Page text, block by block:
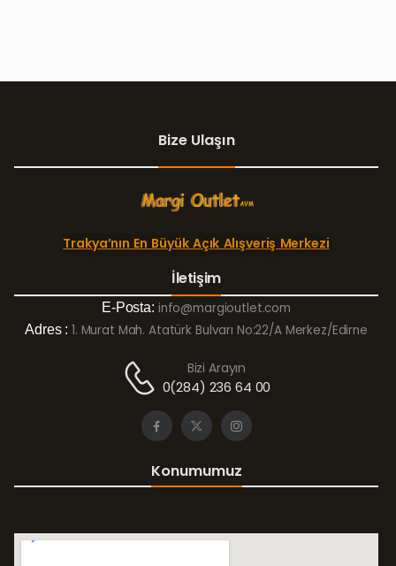
Bize Ulaşın
Trakya’nın En Büyük Açık Alışveriş Merkezi
İletişim
E-Posta: info@margioutlet.com
Adres : 1. Murat Mah. Atatürk Bulvarı No:22/A Merkez/Edirne
Bizi Arayın
0(284) 236 64 00
Konumumuz